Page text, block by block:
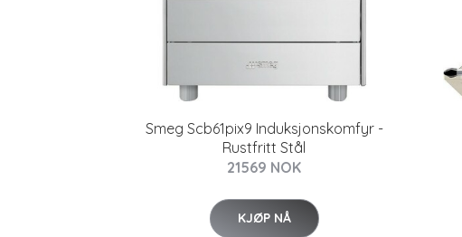
Smeg Scb61pix9 Induksjonskomfyr -
Rustfritt Stål
21569 NOK
KJØP NÅ